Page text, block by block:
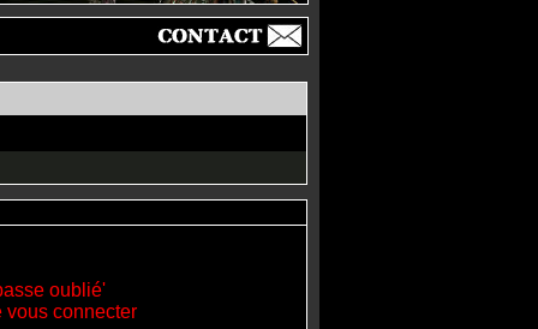
oublié'
vous connecter